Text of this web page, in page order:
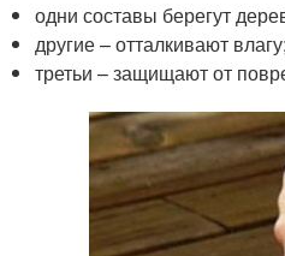
одни составы берегут
другие – отталкивают влагу;
третьи – защищают от